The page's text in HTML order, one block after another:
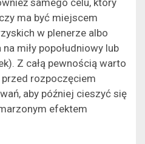
ma być miejscem
w plenerze albo
miły popołudniowy lub
Z całą pewnością warto
rozpoczęciem
aby później cieszyć się
efektem